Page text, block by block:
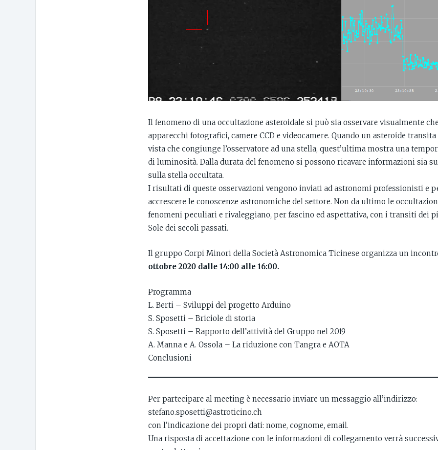
Il fenomeno di una occultazione asteroidale si può sia osservare visualmente
apparecchi fotografici, camere CCD e videocamere. Quando un asteroide
vista che congiunge l’osservatore ad una stella, quest’ultima mostra una
di luminosità. Dalla durata del fenomeno si possono ricavare informazioni sia
sulla stella occultata.
I risultati di queste osservazioni vengono inviati ad astronomi professionisti e
accrescere le conoscenze astronomiche del settore. Non da ultimo le
fenomeni peculiari e rivaleggiano, per fascino ed aspettativa, con i transiti dei
Sole dei secoli passati.
Il gruppo Corpi Minori della Società Astronomica Ticinese organizza un
ottobre 2020 dalle 14:00 alle 16:00.
Programma
L. Berti – Sviluppi del progetto Arduino
S. Sposetti – Briciole di storia
S. Sposetti – Rapporto dell’attività del Gruppo nel 2019
A. Manna e A. Ossola – La riduzione con Tangra e AOTA
Conclusioni
Per partecipare al meeting è necessario inviare un messaggio all’indirizzo:
stefano.sposetti@astroticino.ch
con l’indicazione dei propri dati: nome, cognome, email.
Una risposta di accettazione con le informazioni di collegamento verrà